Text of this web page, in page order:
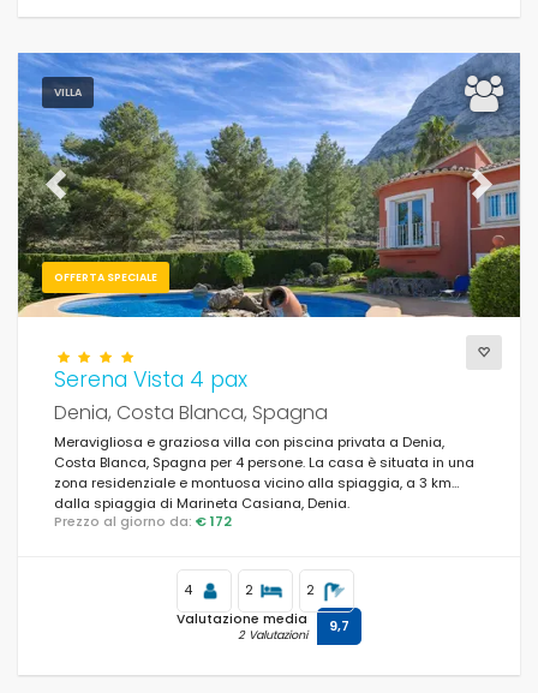
VILLA
OFFERTA SPECIALE
Previous Next
Serena Vista 4 pax
Denia, Costa Blanca, Spagna
Meravigliosa e graziosa villa con piscina privata a Denia,
Costa Blanca, Spagna per 4 persone. La casa è situata in una
zona residenziale e montuosa vicino alla spiaggia, a 3 km
dalla spiaggia di Marineta Casiana, Denia.
Prezzo al giorno da: € 172
4 2 2
Valutazione media
2 Valutazioni 9,7